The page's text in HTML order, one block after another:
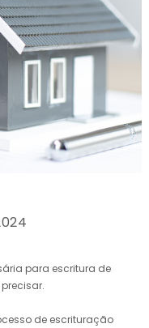
para escritura de
de escrituração